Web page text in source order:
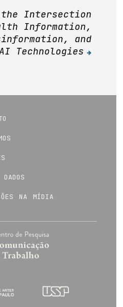
the Intersection
Information,
and
Technologies
na mídia